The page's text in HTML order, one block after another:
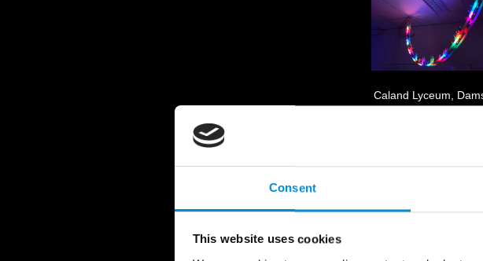
Consent
This website uses cookies
Caland Lyceum,
MOONBURN